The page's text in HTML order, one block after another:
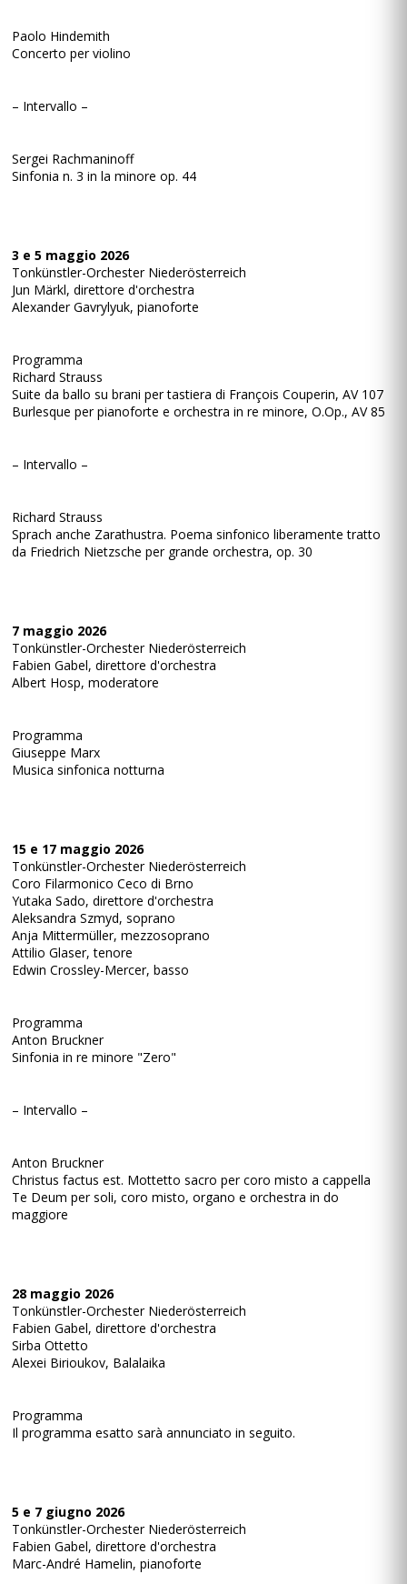
Paolo Hindemith
Concerto per violino
– Intervallo –
Sergei Rachmaninoff
Sinfonia n. 3 in la minore op. 44
3 e 5 maggio 2026
Tonkünstler-Orchester Niederösterreich
Jun Märkl, direttore d'orchestra
Alexander Gavrylyuk, pianoforte
Programma
Richard Strauss
Suite da ballo su brani per tastiera di François Couperin, AV 107
Burlesque per pianoforte e orchestra in re minore, O.Op., AV 85
– Intervallo –
Richard Strauss
Sprach anche Zarathustra. Poema sinfonico liberamente tratto
da Friedrich Nietzsche per grande orchestra, op. 30
7 maggio 2026
Tonkünstler-Orchester Niederösterreich
Fabien Gabel, direttore d'orchestra
Albert Hosp, moderatore
Programma
Giuseppe Marx
Musica sinfonica notturna
15 e 17 maggio 2026
Tonkünstler-Orchester Niederösterreich
Coro Filarmonico Ceco di Brno
Yutaka Sado, direttore d'orchestra
Aleksandra Szmyd, soprano
Anja Mittermüller, mezzosoprano
Attilio Glaser, tenore
Edwin Crossley-Mercer, basso
Programma
Anton Bruckner
Sinfonia in re minore "Zero"
– Intervallo –
Anton Bruckner
Christus factus est. Mottetto sacro per coro misto a cappella
Te Deum per soli, coro misto, organo e orchestra in do
maggiore
28 maggio 2026
Tonkünstler-Orchester Niederösterreich
Fabien Gabel, direttore d'orchestra
Sirba Ottetto
Alexei Birioukov, Balalaika
Programma
Il programma esatto sarà annunciato in seguito.
5 e 7 giugno 2026
Tonkünstler-Orchester Niederösterreich
Fabien Gabel, direttore d'orchestra
Marc-André Hamelin, pianoforte